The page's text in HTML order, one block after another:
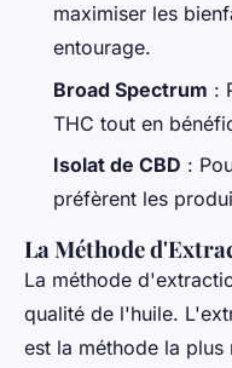
maximiser les
entourage.
Broad Spectrum :
THC tout en
Isolat de CBD :
préfèrent les
La Méthode
La méthode
qualité de l'huile.
est la méthode la